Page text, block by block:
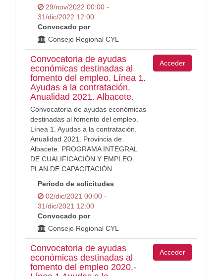
29/nov/2022 00:00 -
31/dic/2022 12:00
Convocado por
Consejo Regional CYL
Convocatoria de ayudas
económicas destinadas al
fomento del empleo. Línea 1.
Ayudas a la contratación.
Anualidad 2021. Albacete.
Convocatoria de ayudas económicas
destinadas al fomento del empleo.
Línea 1. Ayudas a la contratación.
Anualidad 2021. Provincia de
Albacete. PROGRAMA INTEGRAL
DE CUALIFICACIÓN Y EMPLEO
PLAN DE CAPACITACIÓN.
Periodo de solicitudes
02/dic/2021 00:00 -
31/dic/2021 12:00
Convocado por
Consejo Regional CYL
Acceder
Convocatoria de ayudas
económicas destinadas al
fomento del empleo 2020.-
Acceder